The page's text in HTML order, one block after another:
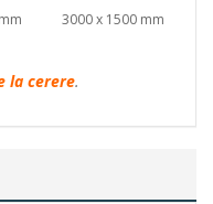
3000 x 1500 mm
la cerere.